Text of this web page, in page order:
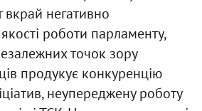
вкрай негативно
роботи парламенту,
точок зору
продукує конкуренцію
неупереджену роботу